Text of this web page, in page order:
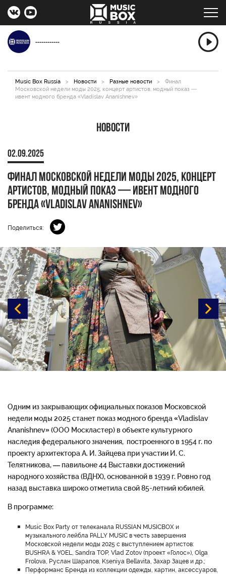
------------
Music Box Russia > Новости > Разные новости >
Финал
Московской недели моды 2025, концерт артистов, модный показ —
ивент модного бренда «Vladislav Ananishnev»
Новости
02.09.2025
Финал Московской недели моды 2025, концерт
артистов, модный показ — ивент модного
бренда «Vladislav Ananishnev»
Поделиться:
Одним из закрывающих официальных показов Московской
недели моды 2025 станет показ модного бренда «Vladislav
Ananishnev» (ООО Москластер) в объекте культурного
наследия федерального значения, построенного в 1954 г. по
проекту архитектора А. И. Зайцева при участии И. С.
Телятникова, — павильоне 44 Выставки достижений
народного хозяйства (ВДНХ), основанной в 1939 г. Ровно год
назад выставка широко отметила свой 85-летний юбилей.
В программе:
Music Box Party от телеканала RUSSIAN MUSICBOX и
музыкального лейбла PALLY MUSIC в честь завершения
Московской недели моды 2025 с выступлением артистов:
BUSHRA & YOEL, Sandra TOP, Vlad Zotov (проект «Голос»), Olga
Frolova, Руслан Шарапов, Kseniya Bellavita, Захар Зацев и др.;
Перформанс Бренда из коллекции одежды, картин, аксессуаров,